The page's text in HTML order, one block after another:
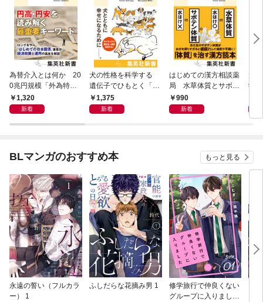
為替介入とは何か 20
0兆円規模「外為特
会」が生まれた謎
1,320
新着
犬の性格を科学する
遺伝子でひもとく「最
良の友」の進化
1,375
新着
はじめての漢方相談薬
局 水草体質とサボテ
ン体質
990
新着
学
BLマンガのおすすめ本 もっと見る
永遠の誓い（フルカラ
ー） 1
ふしだらな花摘み男 1
修学旅行で仲良くない
グループに入りました